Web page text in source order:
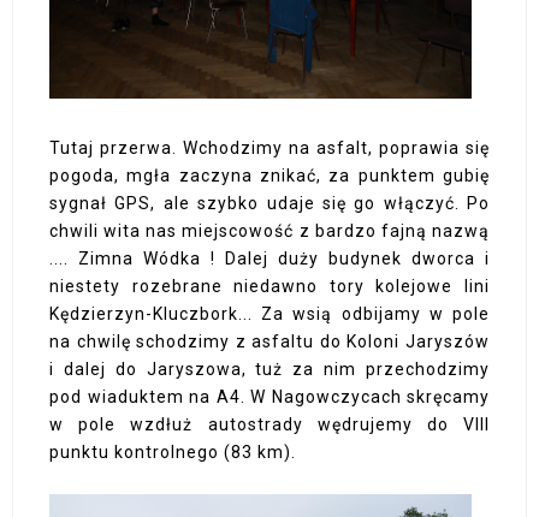
Tutaj przerwa. Wchodzimy na asfalt, poprawia się
pogoda, mgła zaczyna znikać, za punktem gubię
sygnał GPS, ale szybko udaje się go włączyć. Po
chwili wita nas miejscowość z bardzo fajną nazwą
.... Zimna Wódka ! Dalej duży budynek dworca i
niestety rozebrane niedawno tory kolejowe lini
Kędzierzyn-Kluczbork... Za wsią odbijamy w pole
na chwilę schodzimy z asfaltu do Koloni Jaryszów
i dalej do Jaryszowa, tuż za nim przechodzimy
pod wiaduktem na A4. W Nagowczycach skręcamy
w pole wzdłuż autostrady wędrujemy do VIII
punktu kontrolnego (83 km).